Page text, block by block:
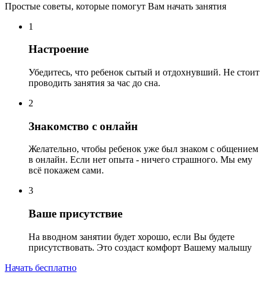
Простые советы, которые помогут Вам начать занятия
1
Настроение
Убедитесь, что ребенок сытый и отдохнувший. Не стоит
проводить занятия за час до сна.
2
Знакомство с онлайн
Желательно, чтобы ребенок уже был знаком с общением
в онлайн. Если нет опыта - ничего страшного. Мы ему
всё покажем сами.
3
Ваше присутствие
На вводном занятии будет хорошо, если Вы будете
присутствовать. Это создаст комфорт Вашему малышу
Начать бесплатно